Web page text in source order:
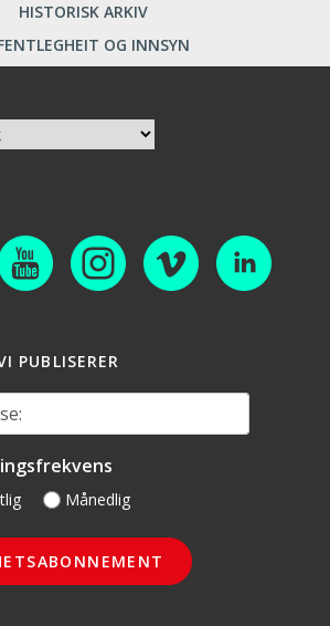
HISTORISK ARKIV
OG INNSYN
PUBLISERER
Månedlig